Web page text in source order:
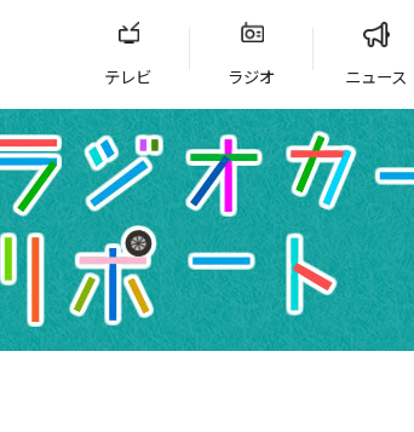
テレビ ラジオ ニュース